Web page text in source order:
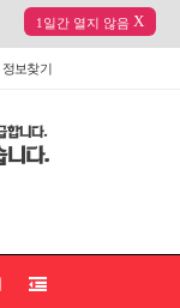
1일간 열지 않음 X
정보찾기